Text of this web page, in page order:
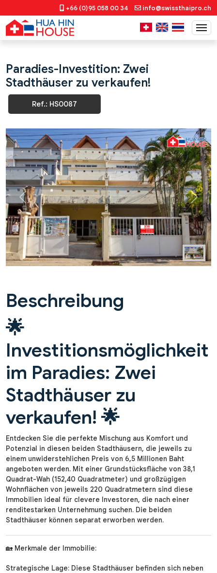
+66 (0)95 058 00 34 info@swissthaipro.ch
Paradies-Investition: Zwei
Stadthäuser zu verkaufen!
Ref.: HS0087
Previous Next
Beschreibung
🌟
Investitionsmöglichkeit
im Paradies: Zwei
Stadthäuser zu
verkaufen! 🌟
Entdecken Sie die perfekte Mischung aus Komfort und
Potenzial in diesen beiden Stadthäusern, die jeweils zu
einem unwiderstehlichen Preis von 6,5 Millionen Baht
angeboten werden. Mit einer Grundstücksfläche von 38,1
Quadrat-Wah (152,40 Quadratmeter) und großzügigen
Wohnflächen von jeweils 220 Quadratmetern sind diese
Immobilien ideal für clevere Investoren, die nach einer
renditestarken Unternehmung suchen. Die beiden
Stadthäuser können separat erworben werden.
🏡 Merkmale der Immobilie:
Strategische Lage: Diese Stadthäuser befinden sich neben